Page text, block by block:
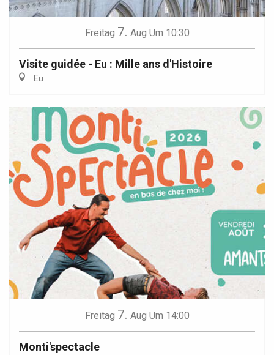
Freitag 7. Aug Um 10:30
Visite guidée - Eu : Mille ans d'Histoire
Eu
Freitag 7. Aug Um 14:00
Monti'spectacle